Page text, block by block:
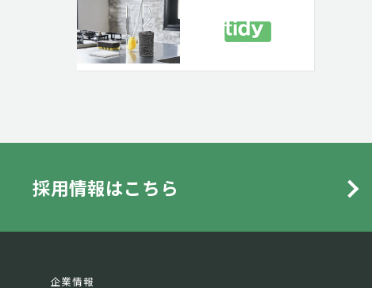
採用情報はこちら
企業情報